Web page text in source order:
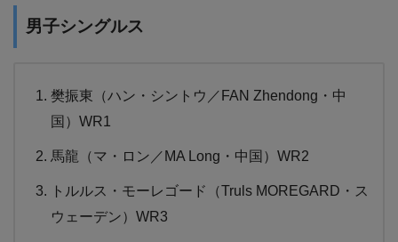
男子シングルス
樊振東（ハン・シントウ／FAN Zhendong・中
国）WR1
馬龍（マ・ロン／MA Long・中国）WR2
トルルス・モーレゴード（Truls MOREGARD・ス
ウェーデン）WR3